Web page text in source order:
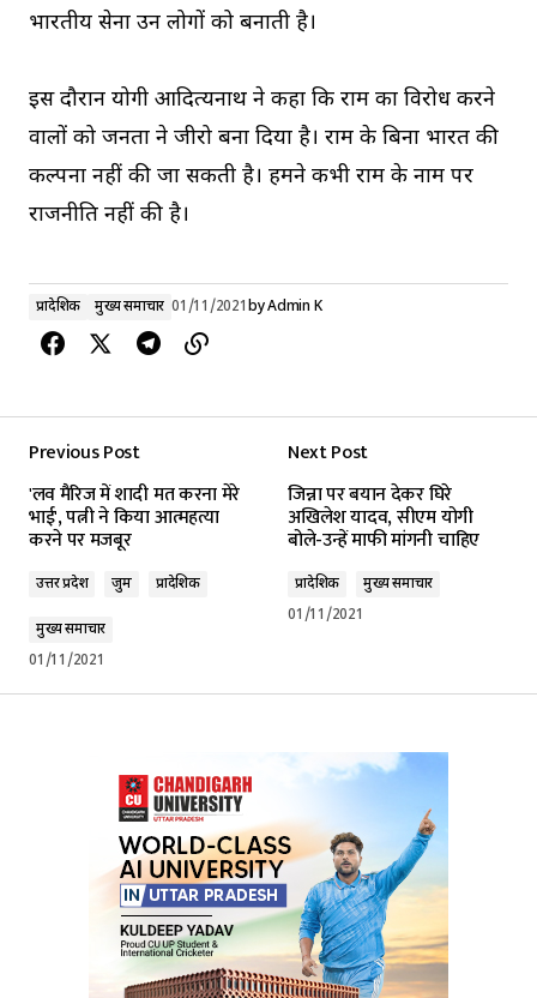
भारतीय सेना उन लोगों को बनाती है।
इस दौरान योगी आदित्यनाथ ने कहा कि राम का विरोध करने
वालों को जनता ने जीरो बना दिया है। राम के बिना भारत की
कल्पना नहीं की जा सकती है। हमने कभी राम के नाम पर
राजनीति नहीं की है।
प्रादेशिक मुख्य समाचार 01/11/2021byAdmin K
Previous Post
'लव मैरिज में शादी मत करना मेरे
भाई', पत्नी ने किया आत्महत्या
करने पर मजबूर
उत्तर प्रदेश जुर्म प्रादेशिक
मुख्य समाचार
01/11/2021
Next Post
जिन्ना पर बयान देकर घिरे
अखिलेश यादव, सीएम योगी
बोले-उन्हें माफी मांगनी चाहिए
प्रादेशिक
मुख्य समाचार
01/11/2021